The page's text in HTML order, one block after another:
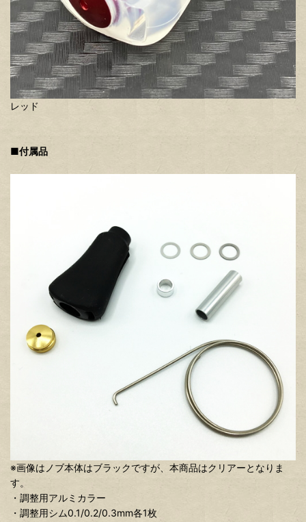
レッド
■付属品
※画像はノブ本体はブラックですが、本商品はクリアーとなりま
す。
・調整用アルミカラー
・調整用シム0.1/0.2/0.3mm各1枚